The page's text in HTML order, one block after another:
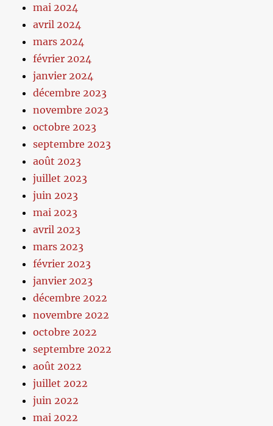
mai 2024
avril 2024
mars 2024
février 2024
janvier 2024
décembre 2023
novembre 2023
octobre 2023
septembre 2023
août 2023
juillet 2023
juin 2023
mai 2023
avril 2023
mars 2023
février 2023
janvier 2023
décembre 2022
novembre 2022
octobre 2022
septembre 2022
août 2022
juillet 2022
juin 2022
mai 2022